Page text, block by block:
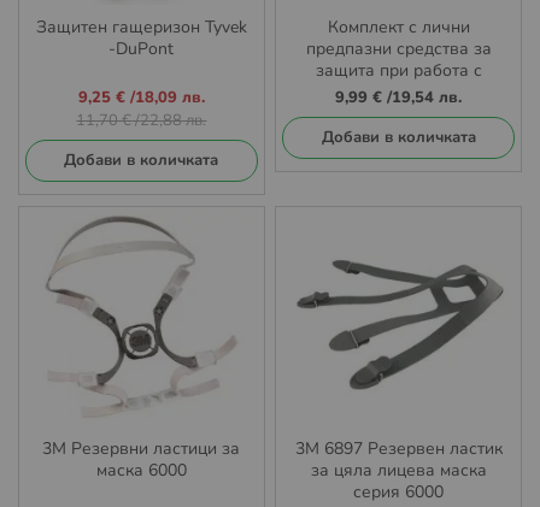
Защитен гащеризон Tyvek
-DuPont
Промо
цена
9,25 €/18,09 лв.
11,70 €/22,88 лв.
Добави в количката
Комплект с лични
предпазни средства за
защита при работа с
инсектицидни препарати
против вредители
9,99 € /19,54 лв.
Добави в количката
3М Резервни ластици за
маска 6000
3M 6897 Резервен ластик
за цяла лицева маска
серия 6000